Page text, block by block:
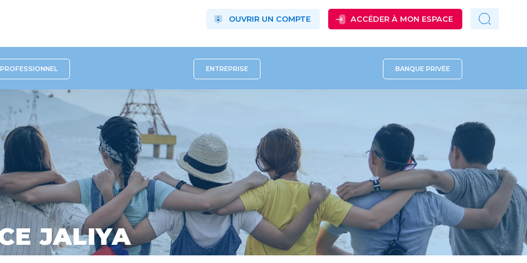
OUVRIR UN COMPTE ACCÉDER À MON ESPACE
PROFESSIONNEL ENTREPRISE BANQUE PRIVÉE
JALIYA